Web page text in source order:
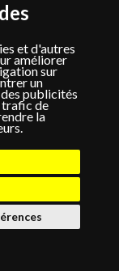
et d'autres
améliorer
sur
un
publicités
trafic de
la
détachées
et Sanyo